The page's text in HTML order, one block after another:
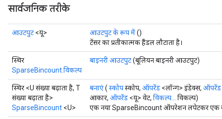
सार्वजनिक तरीके
आउटपुट <यू> आउटपुट के रूप में()
टेंसर का प्रतीकात्मक हैंडल लौटाता है।
स्थिर
SparseBincount.विकल्प
बाइनरी आउटपुट(बूलियन बाइनरी आउटपुट)
स्थिर <U संख्या बढ़ाता है, T
संख्या बढ़ाता है>
SparseBincount <U>
बनाएं( स्कोपस्कोप, ऑपरेंड <लॉन्ग> इंडेक्स, ऑपरेंड
आकार, ऑपरेंड <यू> वेट, विकल्प...
विकल्प)
एक नया SparseBincount ऑपरेशन लपेटकर एक